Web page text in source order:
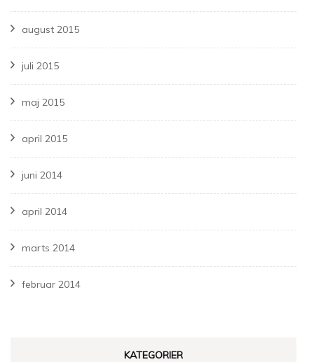
august 2015
juli 2015
maj 2015
april 2015
juni 2014
april 2014
marts 2014
februar 2014
KATEGORIER